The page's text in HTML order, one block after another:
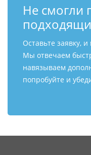
Не смогли
Оставьте заявку,
Мы отвечаем
навязываем
попробуйте и